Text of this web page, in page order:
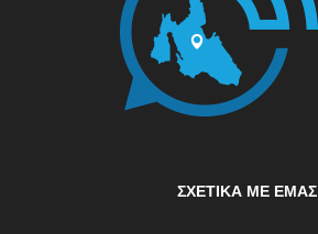
ΣΧΕΤΙΚΆ ΜΕ ΕΜΆΣ